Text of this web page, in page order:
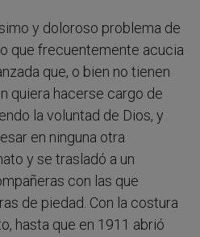
y doloroso problema de
que frecuentemente acucia
que, o bien no tienen
quiera hacerse cargo de
la voluntad de Dios, y
en ninguna otra
y se trasladó a un
con las que
de piedad. Con la costura
hasta que en 1911 abrió